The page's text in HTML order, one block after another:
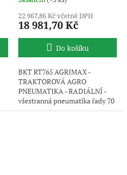
22 967,86 Kč včetně DPH
18 981,70 Kč
Do košíku
BKT RT765 AGRIMAX -
TRAKTOROVÁ AGRO
PNEUMATIKA - RADIÁLNÍ -
všestranná pneumatika řady 70
s vysokým komfortem na silnici